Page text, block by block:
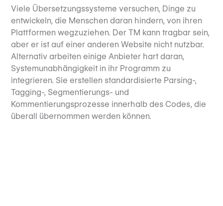
Viele Übersetzungssysteme versuchen, Dinge zu
entwickeln, die Menschen daran hindern, von ihren
Plattformen wegzuziehen. Der TM kann tragbar sein,
aber er ist auf einer anderen Website nicht nutzbar.
Alternativ arbeiten einige Anbieter hart daran,
Systemunabhängigkeit in ihr Programm zu
integrieren. Sie erstellen standardisierte Parsing-,
Tagging-, Segmentierungs- und
Kommentierungsprozesse innerhalb des Codes, die
überall übernommen werden können.